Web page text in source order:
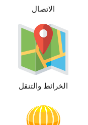
الاتصال
الخرائط والتنقل